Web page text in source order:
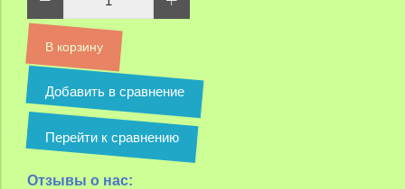
В корзину
Добавить в сравнение
Перейти к сравнению
Отзывы о нас: